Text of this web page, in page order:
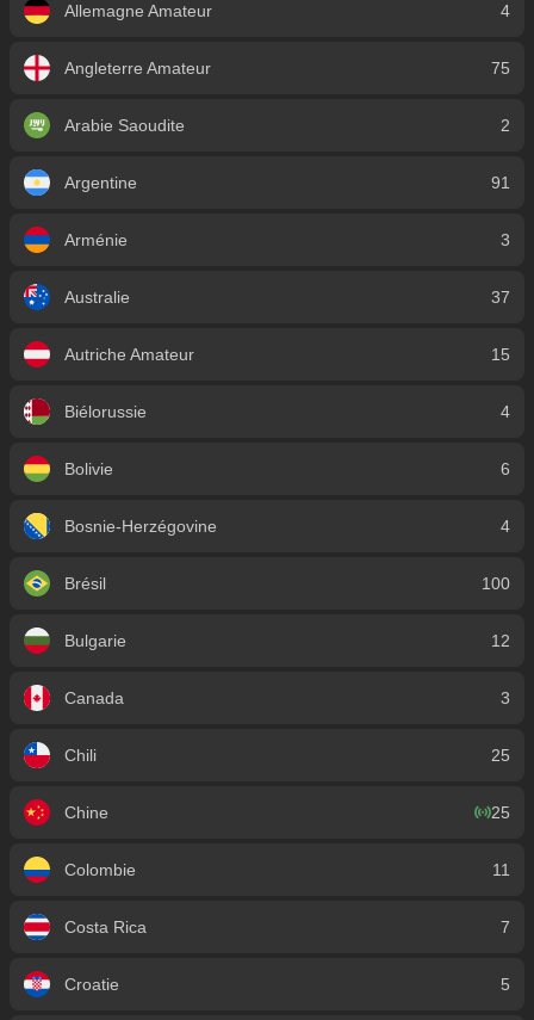
Allemagne Amateur 4
Angleterre Amateur 75
Arabie Saoudite 2
Argentine 91
Arménie 3
Australie 37
Autriche Amateur 15
Biélorussie 4
Bolivie 6
Bosnie-Herzégovine 4
Brésil 100
Bulgarie 12
Canada 3
Chili 25
Chine 25
Colombie 11
Costa Rica 7
Croatie 5